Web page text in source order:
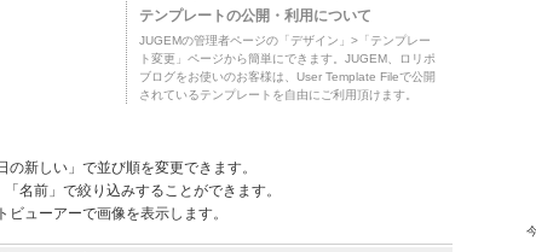
テンプレートの公開・利用について
JUGEMの管理者ページの「デザイン」>「テンプレー
ト変更」ページから簡単にできます。JUGEM、ロリポ
ブログをお使いのお客様は、User Template Fileで公開
されているテンプレートを自由にご利用頂けます。
新しい」で並び順を変更できます。
名前」で絞り込みすることができます。
ューアーで画像を表示します。